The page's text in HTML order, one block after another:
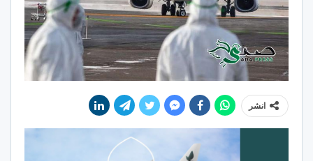
انشر